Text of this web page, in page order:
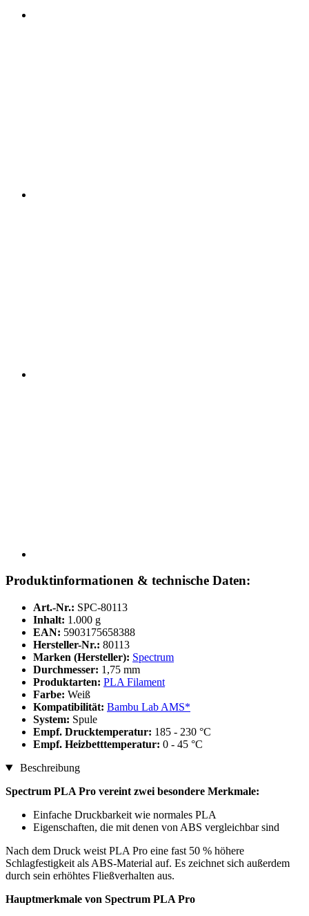
Produktinformationen & technische Daten:
Art.-Nr.: SPC-80113
Inhalt: 1.000 g
EAN: 5903175658388
Hersteller-Nr.: 80113
Marken (Hersteller): Spectrum
Durchmesser: 1,75 mm
Produktarten: PLA Filament
Farbe: Weiß
Kompatibilität: Bambu Lab AMS*
System: Spule
Empf. Drucktemperatur: 185 - 230 °C
Empf. Heizbetttemperatur: 0 - 45 °C
Beschreibung
Spectrum PLA Pro vereint zwei besondere Merkmale:
Einfache Druckbarkeit wie normales PLA
Eigenschaften, die mit denen von ABS vergleichbar sind
Nach dem Druck weist PLA Pro eine fast 50 % höhere
Schlagfestigkeit als ABS-Material auf. Es zeichnet sich außerdem
durch sein erhöhtes Fließverhalten aus.
Hauptmerkmale von Spectrum PLA Pro